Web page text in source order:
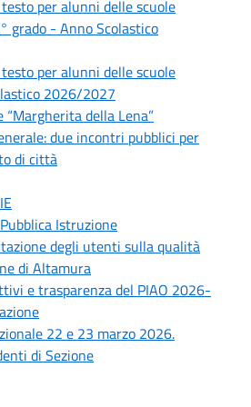
per alunni delle scuole
grado - Anno Scolastico
per alunni delle scuole
2026/2027
“Margherita della Lena”
due incontri pubblici per
di città
Istruzione
degli utenti sulla qualità
di Altamura
e trasparenza del PIAO 2026-
22 e 23 marzo 2026.
di Sezione